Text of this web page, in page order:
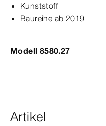
Kunststoff
Baureihe ab 2019
Modell 8580.27
Artikel